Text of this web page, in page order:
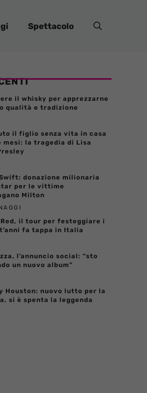
Spettacolo
il whisky per apprezzarne
qualità e tradizione
il figlio senza vita in casa
mesi: la tragedia di Lisa
donazione milionaria
per le vittime
Milton
il tour per festeggiare i
fa tappa in Italia
l’annuncio social: “sto
un nuovo album”
Houston: nuovo lutto per la
si è spenta la leggenda